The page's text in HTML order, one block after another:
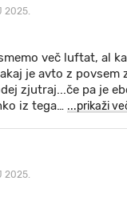
2025.
več luftat, al
je avto z povsem
zjutraj...če pa je
iz tega… ...prikaži
2025.